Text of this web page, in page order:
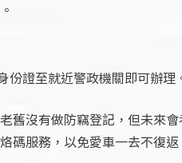
份證至就近警政機關即可辦理
沒有做防竊登記，但未來
碼服務，以免愛車一去不復返